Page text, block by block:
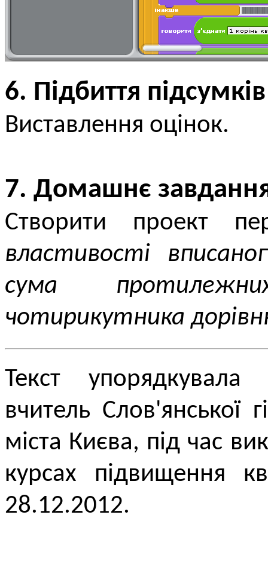
6. Підбиття
Виставлення оцінок.
7. Домашнє
Створити проект
властивості
сума
чотирикутника
Текст
вчитель Слов'янської
міста Києва, під час
курсах підвищення
28.12.2012.